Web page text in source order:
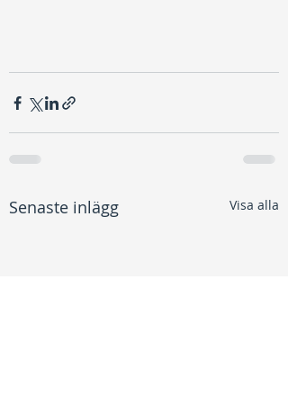
Senaste inlägg Visa alla